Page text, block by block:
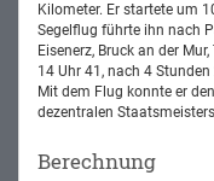
Kilometer. Er startete um
Segelflug führte ihn nach
Eisenerz, Bruck an der
14 Uhr 41, nach 4
Mit dem Flug konnte er
dezentralen
Berechnung